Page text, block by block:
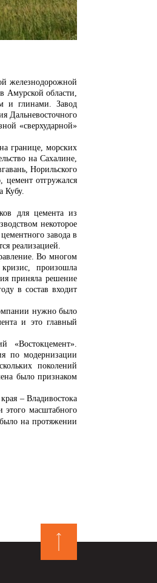
железнодорожной
Амурской области,
и глинами. Завод
Дальневосточного
«сверхударной»
границе, морских
на Сахалине,
Норильского
цемент отгружался
Кубу.
для цемента из
некоторое
завода в
реализацией.
Во многом
произошла
приняла решение
в состав входит
нужно было
и это главный
«Востокцемент».
по модернизации
поколений
было признаком
– Владивостока
масштабного
на протяжении